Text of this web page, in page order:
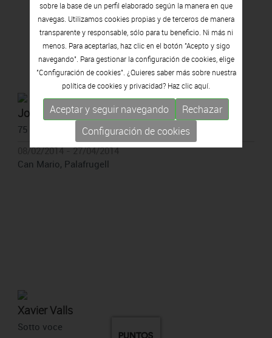
Jordi Cané Calvet
75 fòssils a la memòria
08/02/2014 - 27/04/2014
Can Mario, Palafrugell
Xavier Valls
Sotto voce
sobre la base de un perfil elaborado según la manera en que
navegas. Utilizamos cookies propias y de terceros de manera
transparente y responsable, sólo para tu beneficio. Ni más ni
menos. Para aceptarlas, haz clic en el botón "Acepto y sigo
navegando". Para gestionar la configuración de cookies, elige
"Configuración de cookies". ¿Quieres saber más sobre nuestra
política de cookies y privacidad? Haz clicaquí.
Aceptar y seguir navegando
Rechazar
Configuración de cookies